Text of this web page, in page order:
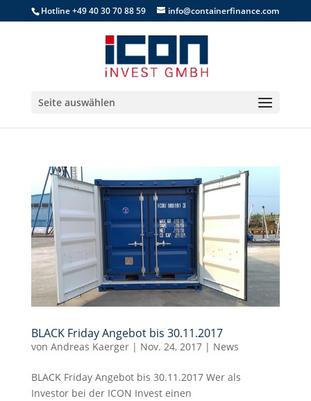
Hotline +49 40 30 70 88 59 info@containerfinance.com
Seite auswählen
BLACK Friday Angebot bis 30.11.2017
von Andreas Kaerger| Nov. 24, 2017| News
BLACK Friday Angebot bis 30.11.2017 Wer als
Investor bei der ICON Invest einen